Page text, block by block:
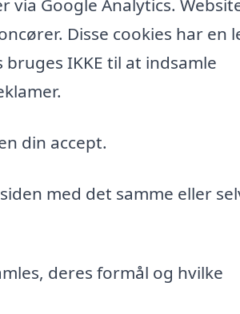
via Google Analytics.
Disse cookies har en
IKKE til at indsamle
din accept.
med det samme eller
deres formål og hvilke